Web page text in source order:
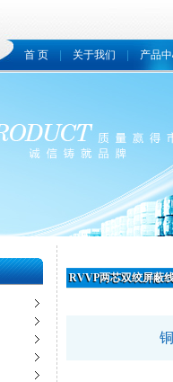
首 页 关于我们 产品
RVVP两芯双绞屏蔽